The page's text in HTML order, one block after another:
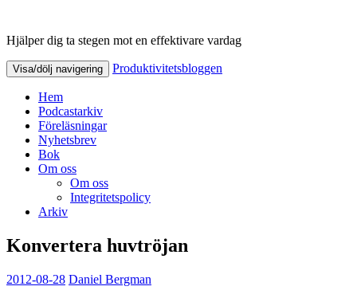
Produktivitetsbloggen
Hjälper dig ta stegen mot en effektivare vardag
Visa/dölj navigering Produktivitetsbloggen
Hem
Podcastarkiv
Föreläsningar
Nyhetsbrev
Bok
Om oss
Om oss
Integritetspolicy
Arkiv
Konvertera huvtröjan
2012-08-28 Daniel Bergman